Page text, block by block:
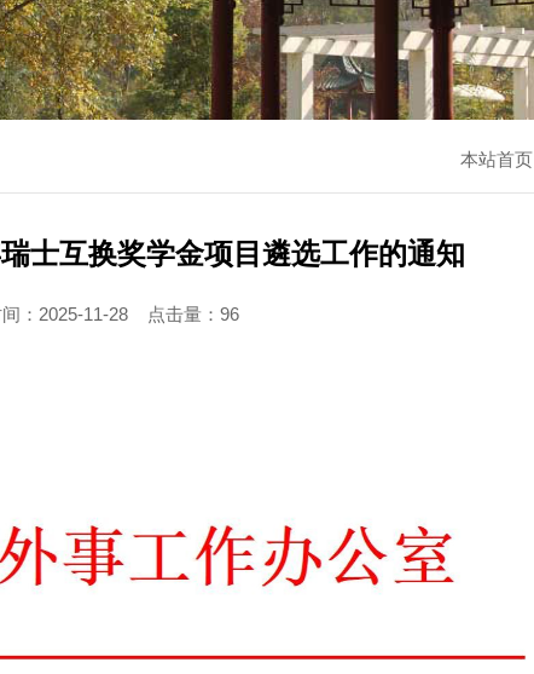
本站首页
士互换奖学金项目遴选工作的通知
：2025-11-28 点击量： 96